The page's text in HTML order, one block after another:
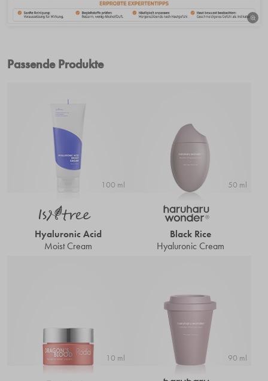
Passende Produkte
100 ml
Hyaluronic Acid
Moist Cream
50 ml
Black Rice
Hyaluronic Cream
10 ml 90 ml